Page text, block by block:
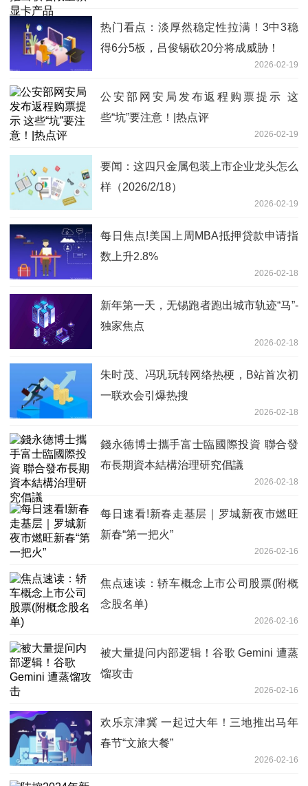
热门看点：淡厚然稳定性拉满！3中3稳
得6分5板，吕俊锡砍20分将成威胁！
2026-02-19
公安部网安局发布返程购票提示 这
些“坑”要注意！|热点评
2026-02-19
要闻：这四只金属包装上市企业龙头怎么
样（2026/2/18）
2026-02-19
每日焦点!美国上周MBA抵押贷款申请指
数上升2.8%
2026-02-18
新年第一天，无锡跑者跑出城市轨迹“马”-
独家焦点
2026-02-18
朱时茂、冯巩玩转网络热梗，B站首次初
一联欢会引爆热搜
2026-02-18
錢永德博士攜手富士臨國際投資 聯合發
布長期資本結構治理研究倡議
2026-02-18
每日速看!新春走基层｜罗城新夜市燃旺
新春“第一把火”
2026-02-16
焦点速读：轿车概念上市公司股票(附概
念股名单)
2026-02-16
被大量提问内部逻辑！谷歌 Gemini 遭蒸
馏攻击
2026-02-16
欢乐京津冀 一起过大年！三地推出马年
春节“文旅大餐”
2026-02-16